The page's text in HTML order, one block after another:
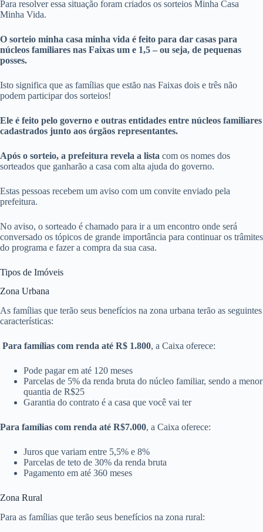
Para resolver essa situação foram criados os sorteios Minha Casa
Minha Vida.
O sorteio minha casa minha vida é feito para dar casas para
núcleos familiares nas Faixas um e 1,5 – ou seja, de pequenas
posses.
Isto significa que as famílias que estão nas Faixas dois e três não
podem participar dos sorteios!
Ele é feito pelo governo e outras entidades entre núcleos familiares
cadastrados junto aos órgãos representantes.
Após o sorteio, a prefeitura revela a lista com os nomes dos
sorteados que ganharão a casa com alta ajuda do governo.
Estas pessoas recebem um aviso com um convite enviado pela
prefeitura.
No aviso, o sorteado é chamado para ir a um encontro onde será
conversado os tópicos de grande importância para continuar os trâmites
do programa e fazer a compra da sua casa.
Tipos de Imóveis
Zona Urbana
As famílias que terão seus benefícios na zona urbana terão as seguintes
características:
Para famílias com renda até R$ 1.800, a Caixa oferece:
Pode pagar em até 120 meses
Parcelas de 5% da renda bruta do núcleo familiar, sendo a menor
quantia de R$25
Garantia do contrato é a casa que você vai ter
Para famílias com renda até R$7.000, a Caixa oferece:
Juros que variam entre 5,5% e 8%
Parcelas de teto de 30% da renda bruta
Pagamento em até 360 meses
Zona Rural
Para as famílias que terão seus benefícios na zona rural: